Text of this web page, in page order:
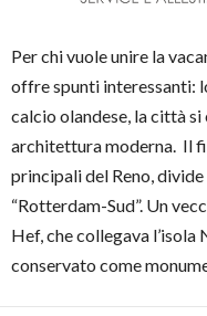
Per chi vuole unire la
offre spunti interessanti:
calcio olandese, la città
architettura moderna. Il
principali del Reno,
“Rotterdam-Sud”. Un
Hef, che collegava
conservato come